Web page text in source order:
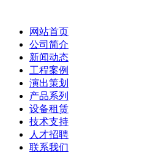
网站首页
公司简介
新闻动态
工程案例
演出策划
产品系列
设备租赁
技术支持
人才招聘
联系我们